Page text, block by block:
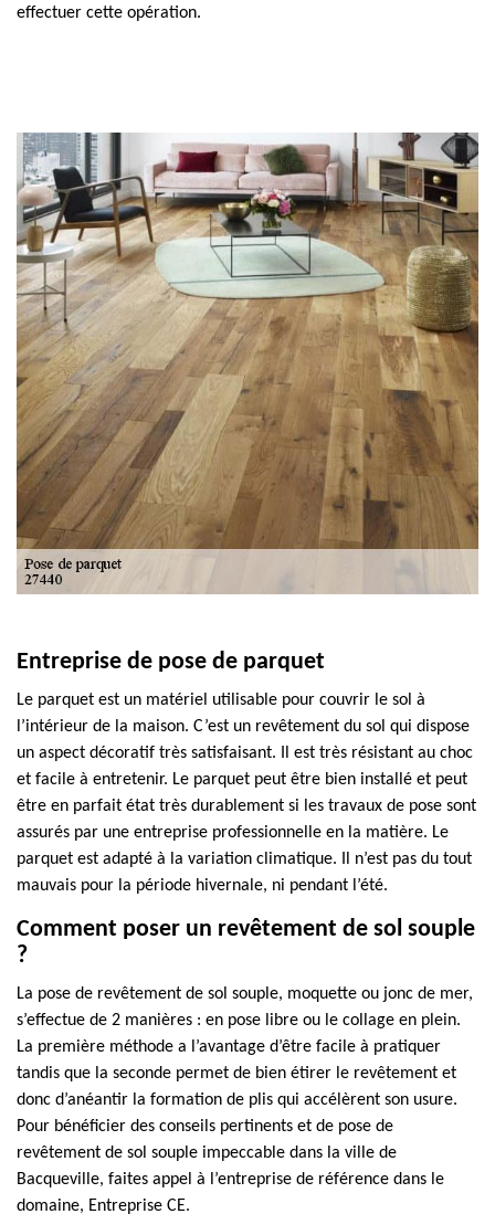
effectuer cette opération.
Entreprise de pose de parquet
Le parquet est un matériel utilisable pour couvrir le sol à
l’intérieur de la maison. C’est un revêtement du sol qui dispose
un aspect décoratif très satisfaisant. Il est très résistant au choc
et facile à entretenir. Le parquet peut être bien installé et peut
être en parfait état très durablement si les travaux de pose sont
assurés par une entreprise professionnelle en la matière. Le
parquet est adapté à la variation climatique. Il n’est pas du tout
mauvais pour la période hivernale, ni pendant l’été.
Comment poser un revêtement de sol souple
?
La pose de revêtement de sol souple, moquette ou jonc de mer,
s’effectue de 2 manières : en pose libre ou le collage en plein.
La première méthode a l’avantage d’être facile à pratiquer
tandis que la seconde permet de bien étirer le revêtement et
donc d’anéantir la formation de plis qui accélèrent son usure.
Pour bénéficier des conseils pertinents et de pose de
revêtement de sol souple impeccable dans la ville de
Bacqueville, faites appel à l’entreprise de référence dans le
domaine, Entreprise CE.